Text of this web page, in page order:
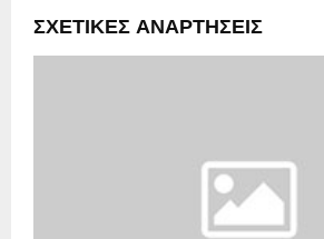
ΣΧΕΤΙΚΈΣ ΑΝΑΡΤΉΣΕΙΣ